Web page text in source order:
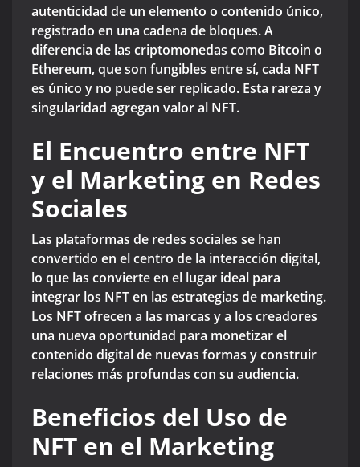
autenticidad de un elemento o contenido único,
registrado en una cadena de bloques. A
diferencia de las criptomonedas como Bitcoin o
Ethereum, que son fungibles entre sí, cada NFT
es único y no puede ser replicado. Esta rareza y
singularidad agregan valor al NFT.
El Encuentro entre NFT
y el Marketing en Redes
Sociales
Las plataformas de redes sociales se han
convertido en el centro de la interacción digital,
lo que las convierte en el lugar ideal para
integrar los NFT en las estrategias de marketing.
Los NFT ofrecen a las marcas y a los creadores
una nueva oportunidad para monetizar el
contenido digital de nuevas formas y construir
relaciones más profundas con su audiencia.
Beneficios del Uso de
NFT en el Marketing